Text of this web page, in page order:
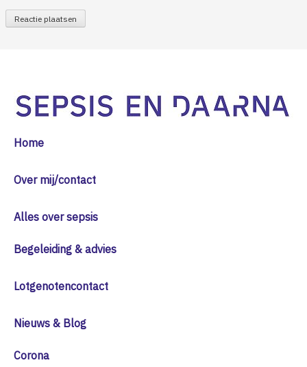
Home
Over mij/contact
Alles over sepsis
Begeleiding & advies
Lotgenotencontact
Nieuws & Blog
Corona